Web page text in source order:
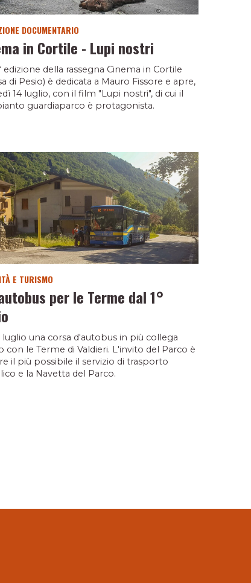
DOCUMENTARIO
in Cortile - Lupi nostri
edizione della rassegna Cinema in Cortile
di Pesio) è dedicata a Mauro Fissore e apre,
14 luglio, con il film "Lupi nostri", di cui il
guardiaparco è protagonista.
E TURISMO
per le Terme dal 1°
luglio una corsa d'autobus in più collega
con le Terme di Valdieri. L'invito del Parco è
il più possibile il servizio di trasporto
e la Navetta del Parco.